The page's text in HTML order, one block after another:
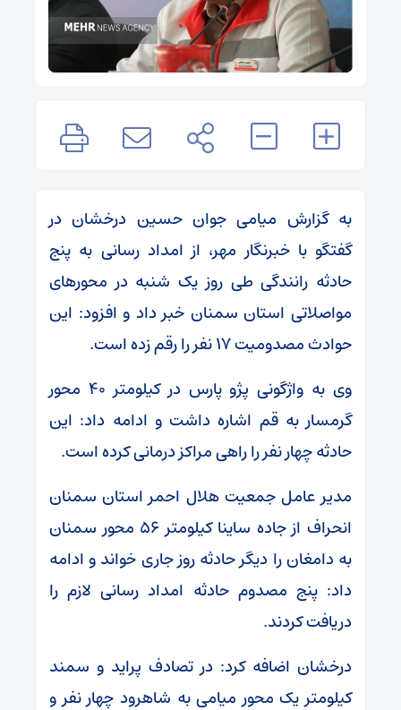
به گزارش میامی جوان حسین درخشان در
گفتگو با خبرنگار مهر، از امداد رسانی به پنج
حادثه رانندگی طی روز یک شنبه در محورهای
مواصلاتی استان سمنان خبر داد و افزود: این
حوادث مصدومیت ۱۷ نفر را رقم زده است.
وی به‌ واژگونی پژو پارس در کیلومتر ۴۰ محور
گرمسار به قم اشاره داشت و ادامه داد: این
حادثه چهار نفر را راهی مراکز درمانی کرده است.
مدیر عامل جمعیت هلال احمر استان سمنان
انحراف از جاده ساینا کیلومتر ۵۶ محور سمنان
به دامغان را دیگر حادثه روز جاری خواند و ادامه
داد: پنج مصدوم حادثه امداد رسانی لازم را
دریافت کردند.
درخشان اضافه کرد: در تصادف پراید و سمند
کیلومتر یک محور میامی به شاهرود چهار نفر و